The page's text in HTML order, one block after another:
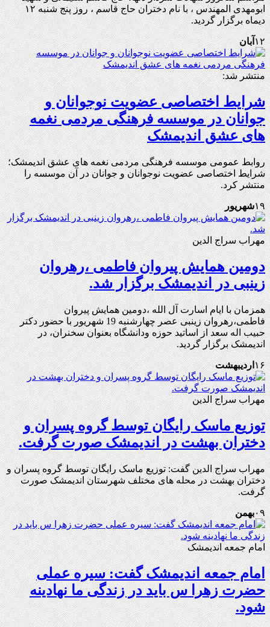
ابومهدی المهندس ، با نام دختران حاج قاسم ، روز پنج شنبه ۱۲
دیماه برگزار گردید.
۱۲آبان
منتشر شد:
شرایط اختصاصی عضویت نوجوانان و
جوانان در موسسه فرهنگی مردمی نغمه
های عشق اندیمشک
روابط عمومی موسسه فرهنگی مردمی نغمه های عشق اندیمشک؛
شرایط اختصاصی عضویت نوجوانان و جوانان در آن موسسه را
منتشر کرد.
۱۹شهریور
مهراب سراج الدین
دومین همایش پیروان فاطمی ،رهروان
زینبی در اندیمشک برگزار شد.
همزمان با ایام اسارت آل الله ،دومین همایش پیروان
فاطمی،رهروان زینبی عصر چهارشنبه 19 شهریور با حضور دکتر
حبیب اله سعد از اساتید حوزه ودانشگاه بعنوان سخنران، در
اندیمشک برگزار گردید.
۱۶اردیبهشت
مهراب سراج الدین
توزیع ماسک رایگان توسط گروه پسران و
دختران بهشت در اندیمشک صورت گرفت.
مهراب سراج الدین گفت: توزیع ماسک رایگان توسط گروه پسران و
دختران بهشت در محله های مختلف شهرستان اندیمشک صورت
گرفت.
۰۹بهمن
امام جمعه اندیمشک
امام جمعه اندیمشک گفت: سیره عملی
حضرت زهرا س باید در زندگی ما نهادینه
شود.